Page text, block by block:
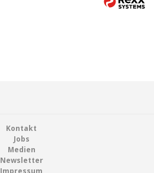
Kontakt
Jobs
Medien
Newsletter
Impressum